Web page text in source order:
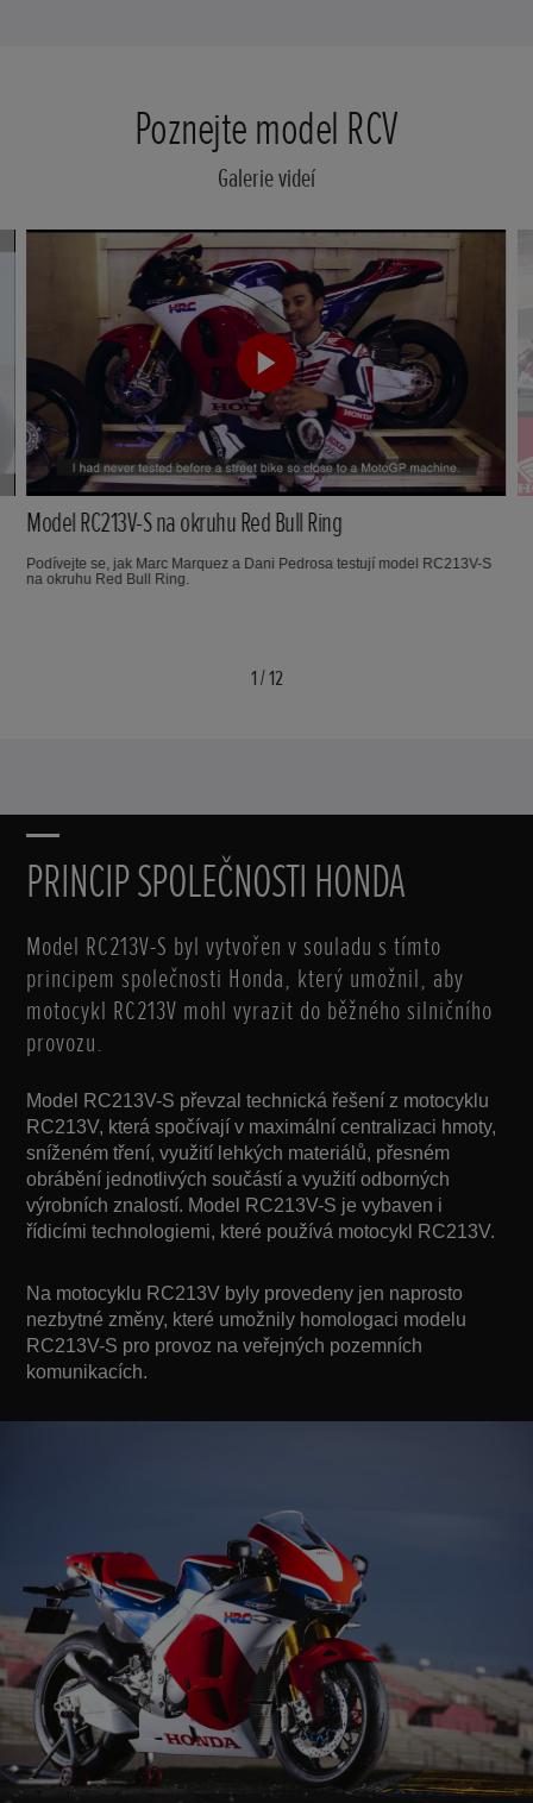
Poznejte model RCV
Galerie videí
Model RC213V-S na okruhu Red Bull Ring
Podívejte se, jak Marc Marquez a Dani Pedrosa testují model RC213V-S
na okruhu Red Bull Ring.
1/12
PRINCIP SPOLEČNOSTI HONDA
Model RC213V-S byl vytvořen v souladu s tímto
principem společnosti Honda, který umožnil, aby
motocykl RC213V mohl vyrazit do běžného silničního
provozu.
Model RC213V-S převzal technická řešení z motocyklu
RC213V, která spočívají v maximální centralizaci hmoty,
sníženém tření, využití lehkých materiálů, přesném
obrábění jednotlivých součástí a využití odborných
výrobních znalostí. Model RC213V-S je vybaven i
řídicími technologiemi, které používá motocykl RC213V.
Na motocyklu RC213V byly provedeny jen naprosto
nezbytné změny, které umožnily homologaci modelu
RC213V-S pro provoz na veřejných pozemních
komunikacích.